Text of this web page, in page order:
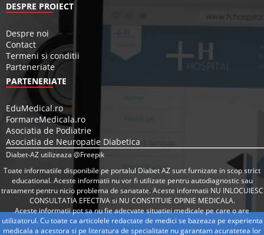
DESPRE PROIECT
Despre noi
Contact
Termeni si conditii
Parteneriate
PARTENERIATE
EduMedical.ro
FormareMedicala.ro
Asociatia de Podiatrie
Asociatia de Neuropatie Diabetica
Diabet-AZ utilizeaza @Freepik
Toate informatiile disponibile pe portalul Diabet AZ sunt furnizate in scop strict
educational. Aceste informatii nu vor fi utilizate pentru autodiagnostic sau
tratament pentru nicio problema de sanatate. Aceste informatii NU INLOCUIESC
CONSULTATIA EFECTIVA si NU CONSTITUIE OPINIE MEDICALA.
Aceste informatii pot sa nu fie adecvate situatiei medicale pe care o are
utilizatorul. Cu toate ca articolele redactate de medici se bazeaza pe experienta
medicala a acestora si pe literatura de specialitate nu garantam acuratetea lor